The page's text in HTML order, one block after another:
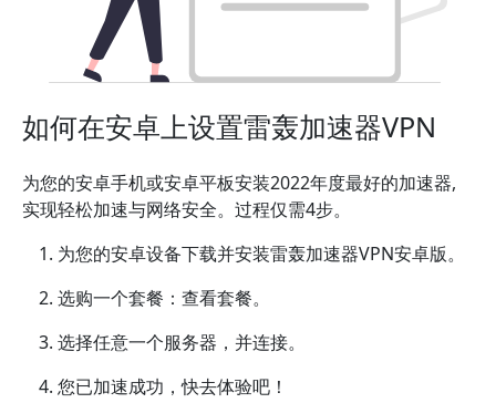
如何在安卓上设置雷轰加速器VPN
为您的安卓手机或安卓平板安装2022年度最好的加速器,
实现轻松加速与网络安全。过程仅需4步。
为您的安卓设备下载并安装雷轰加速器VPN安卓版。
选购一个套餐：查看套餐。
选择任意一个服务器，并连接。
您已加速成功，快去体验吧！